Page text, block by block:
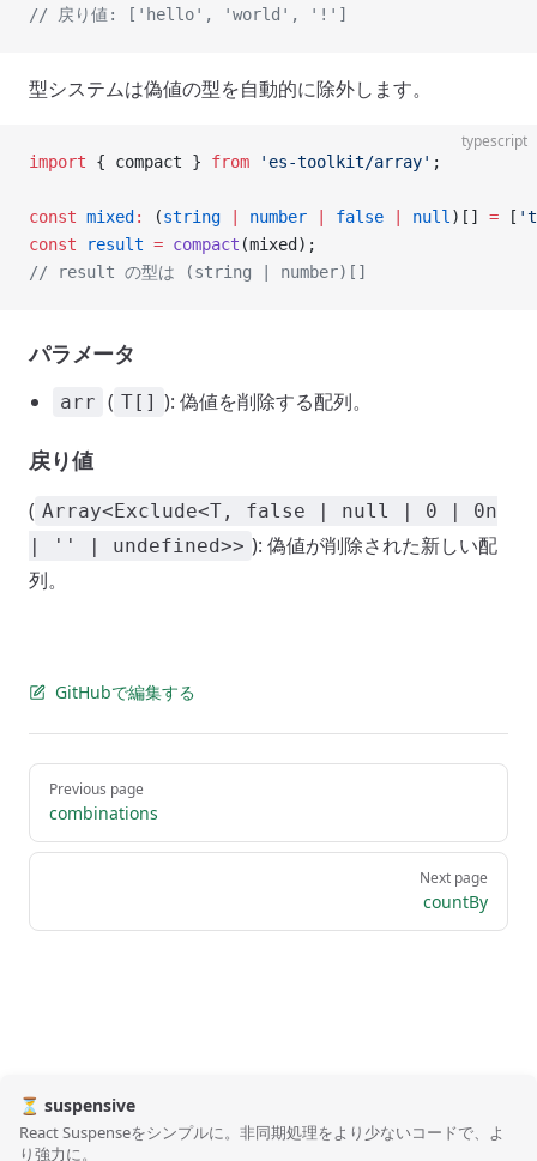
// 戻り値: ['hello', 'world', '!']
型システムは偽値の型を自動的に除外します。
typescript
import { compact } from 'es-toolkit/array' ;
const mixed : (string number false null )[] = [
const result = compact (mixed);
// result の型は (string | number)[]
パラメータ
arr ( T[] ): 偽値を削除する配列。
戻り値
( Array<Exclude<T, false | null | 0 | 0n
| '' | undefined>> ): 偽値が削除された新しい配
列。
GitHubで編集する
Pager
Previous page
combinations
Next page
countBy
⏳ suspensive
React Suspenseをシンプルに。非同期処理をより少ないコードで、よ
り強力に。